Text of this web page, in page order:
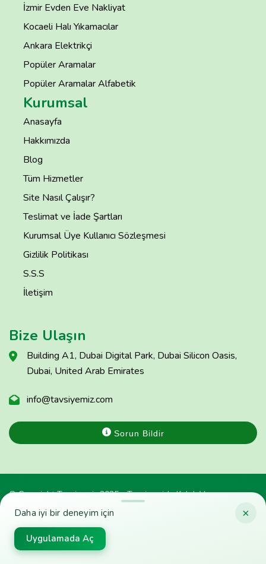
×
Daha iyi bir deneyim için
Uygulamada Aç
İzmir Evden Eve Nakliyat
Kocaeli Halı Yıkamacılar
Ankara Elektrikçi
Popüler Aramalar
Popüler Aramalar Alfabetik
Kurumsal
Anasayfa
Hakkımızda
Blog
Tüm Hizmetler
Site Nasıl Çalışır?
Teslimat ve İade Şartları
Kurumsal Üye Kullanıcı Sözleşmesi
Gizlilik Politikası
S.S.S
İletişim
Bize Ulaşın
Building A1, Dubai Digital Park, Dubai Silicon Oasis,
Dubai, United Arab Emirates
info@tavsiyemiz.com
Sorun Bildir
© Copyright Tavsiyemiz 2025 - Tavsiyemiz'e Kulak Ver